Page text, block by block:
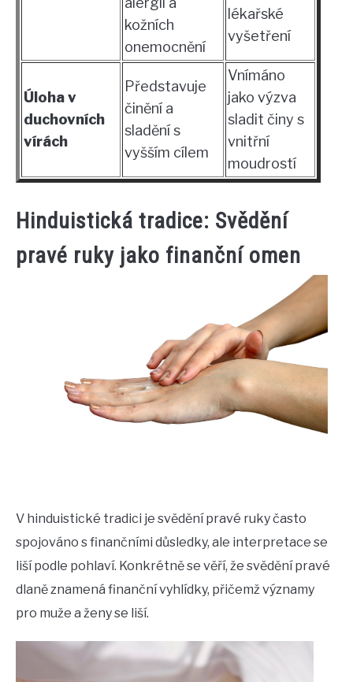
kožních
onemocnění
lékařské
vyšetření
Úloha v
duchovních
vírách
Představuje
činění a
sladění s
vyšším cílem
Vnímáno
jako výzva
sladit činy s
vnitřní
moudrostí
Hinduistická tradice: Svědění
pravé ruky jako finanční omen
V hinduistické tradici je svědění pravé ruky často
spojováno s finančními důsledky, ale interpretace se
liší podle pohlaví. Konkrétně se věří, že svědění pravé
dlaně znamená finanční vyhlídky, přičemž významy
pro muže a ženy se liší.